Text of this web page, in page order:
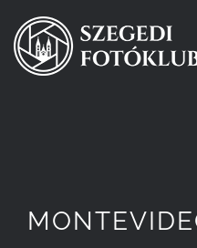
Kihagyás
Pályázatok